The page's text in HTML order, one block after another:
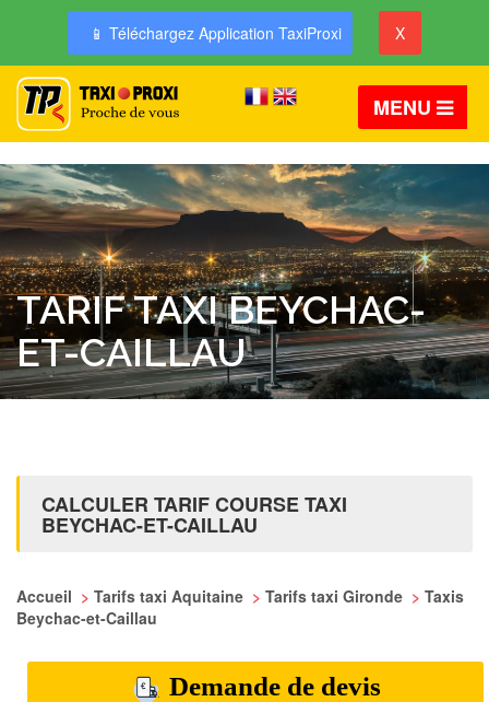
📱 Téléchargez Application TaxiProxi X
MENU
TARIF TAXI BEYCHAC-
ET-CAILLAU
CALCULER TARIF COURSE TAXI
BEYCHAC-ET-CAILLAU
Accueil > Tarifs taxi Aquitaine > Tarifs taxi Gironde > Taxis
Beychac-et-Caillau
Demande de devis